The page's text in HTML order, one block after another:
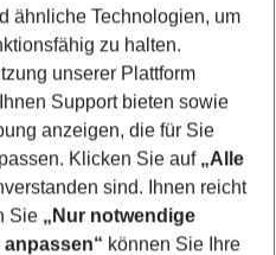
8 nights
filter
ähnliche Technologien, um
zu halten.
unserer Plattform
Support bieten sowie
anzeigen, die für Sie
Klicken Sie auf „Alle
sind. Ihnen reicht
Sie „Nur notwendige
anpassen“ können Sie Ihre